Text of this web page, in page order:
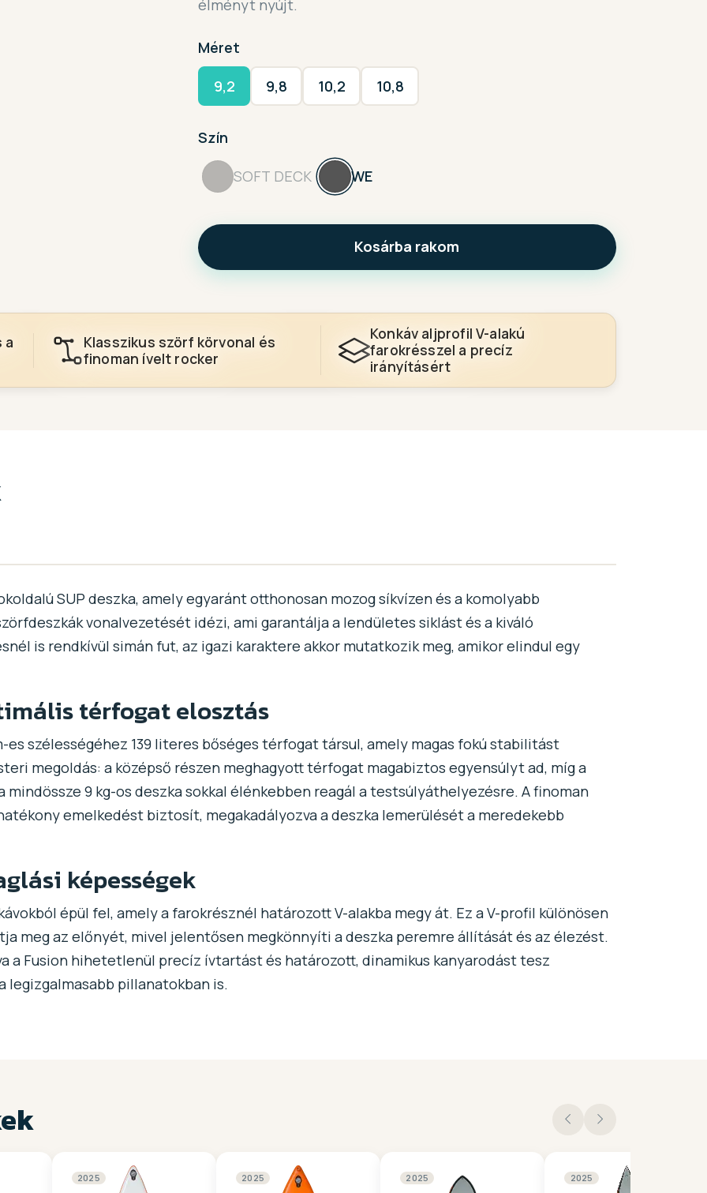
élményt nyújt.
Méret
9,2 9,8 10,2 10,8
Szín
SOFT DECK WE
Kosárba rakom
a
Klasszikus szörf körvonal és
finoman ívelt rocker
Konkáv aljprofil V-alakú
farokrésszel a precíz
irányításért
SUP deszka, amely egyaránt otthonosan mozog síkvízen és a komolyabb
vonalvezetését idézi, ami garantálja a lendületes siklást és a kiváló
is rendkívül simán fut, az igazi karaktere akkor mutatkozik meg, amikor elindul egy
térfogat elosztás
es szélességéhez 139 literes bőséges térfogat társul, amely magas fokú stabilitást
megoldás: a középső részen meghagyott térfogat magabiztos egyensúlyt ad, míg a
9 kg-os deszka sokkal élénkebben reagál a testsúlyáthelyezésre. A finoman
emelkedést biztosít, megakadályozva a deszka lemerülését a meredekebb
képességek
épül fel, amely a farokrésznél határozott V-alakba megy át. Ez a V-profil különösen
meg az előnyét, mivel jelentősen megkönnyíti a deszka peremre állítását és az élezést.
a Fusion hihetetlenül precíz ívtartást és határozott, dinamikus kanyarodást tesz
pillanatokban is.
2025 2025 2025 2025